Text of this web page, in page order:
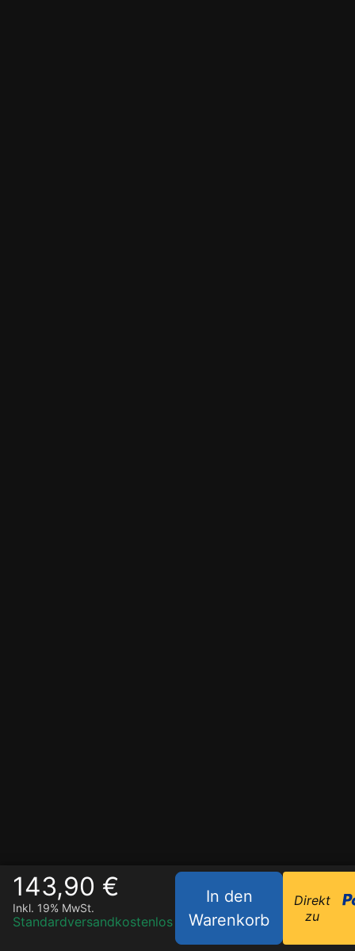
143,90 €
Inkl. 19% MwSt.
Standardversandkostenlos
In den
Warenkorb
Direkt
zu